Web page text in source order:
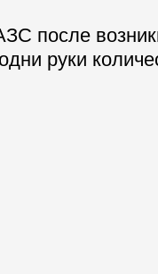
после
руки